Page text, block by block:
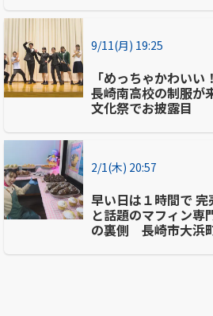
9/11(月) 19:25
「めっちゃかわい
長崎南高校の制服が
文化祭でお披露目
2/1(木) 20:57
早い日は１時間で
と話題のマフィン専
の裏側 長崎市大浜